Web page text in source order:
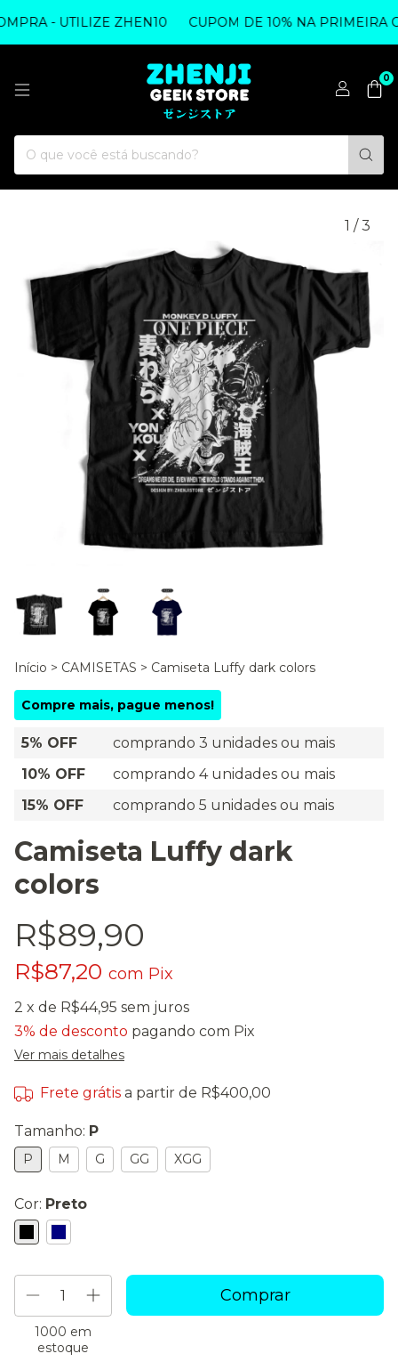
- UTILIZE ZHEN10 CUPOM DE 10% NA PRIMEIRA
0
1 / 3
Início > CAMISETAS > Camiseta Luffy dark colors
Compre mais, pague menos!
5% OFF
comprando 3 unidades ou mais
10% OFF
comprando 4 unidades ou mais
15% OFF
comprando 5 unidades ou mais
Camiseta Luffy dark
colors
R$89,90
R$87,20 com Pix
2 x de R$44,95 sem juros
3% de desconto pagando com Pix
Ver mais detalhes
Frete grátis a partir de R$400,00
Tamanho: P
P M G GG XGG
Cor: Preto
1000 em
estoque